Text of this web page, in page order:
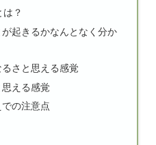
？
起きるかなんとなく分か
さと思える感覚
える感覚
の注意点